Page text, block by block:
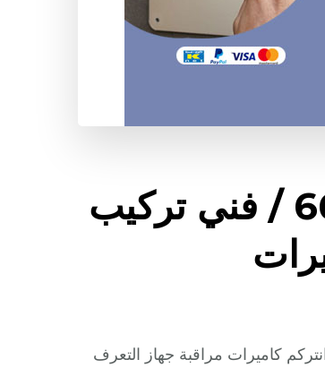
فني بدالات الصبية / 66428585 / فني تركيب
كاميرات مراقبة جهاز التعرف